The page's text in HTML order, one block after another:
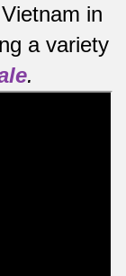
in
a variety
.